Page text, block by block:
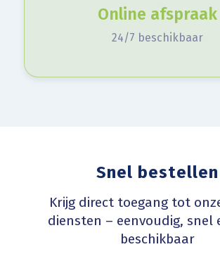
Online afspraak
24/7 beschikbaar
Snel bestellen
Krijg direct toegang tot
diensten – eenvoudig, snel
beschikbaar